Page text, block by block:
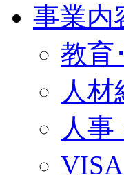
事業内
教育
人材
人事